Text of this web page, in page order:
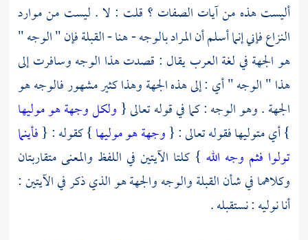
أليست هذه من آيات الصفات ؟ قلت : لا . ليست من موارد
النزاع فإني إنما أسلم أن المراد بالوجه - هنا - القبلة فإن " الوجه "
هو الجهة في لغةالعربيقال : قصدت هذا الوجه وسافرت إلى
هذا " الوجه " أي : إلى هذه الجهة وهذا كثير مشهور فالوجه هو
الجهة . وهو الوجه : كما في قوله تعالى { ولكل وجهة هو موليها
} أي متوليها فقوله تعالى : {وجهة هو موليها} كقوله : {فأينما
تولوا فثم وجه الله } كلتا الآيتين في اللفظ والمعنى متقاربتان
وكلاهما في شأن القبلة والوجه والجهة هو الذي ذكر في الآيتين :
أنا نوليه : نستقبله .